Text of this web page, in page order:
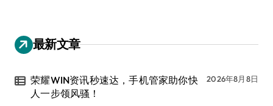
最新文章
荣耀WIN资讯秒速达，手机管家助你快
人一步领风骚！
2026年8月8日